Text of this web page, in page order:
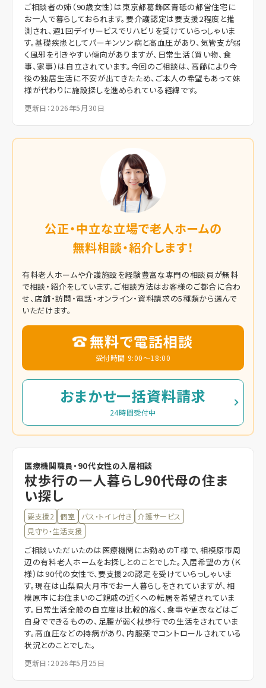
ご相談者の姉（90歳女性）は東京都葛飾区青砥の都営住宅に
お一人で暮らしておられます。要介護認定は要支援2程度と推
測され、週1回デイサービスでリハビリを受けていらっしゃいま
す。基礎疾患としてパーキンソン病と高血圧があり、気管支が弱
く風邪を引きやすい傾向がありますが、日常生活（買い物、食
事、家事）は自立されています。今回のご相談は、高齢により今
後の独居生活に不安が出てきたため、ご本人の希望もあって妹
様が代わりに施設探しを進められている経緯です。
更新日：2026年5月30日
公正・中立な立場で老人ホームの
無料相談・紹介します！
有料老人ホームや介護施設を経験豊富な専門の相談員が無料
で相談・紹介をしています。 ご相談方法はお客様のご都合に合わ
せ、店舗・訪問・電話・オンライン・資料請求の5種類から選んで
いただけます。
無料で電話相談
受付時間 9:00～18:00
おまかせ一括資料請求
24時間受付中
医療機関職員・90代女性の入居相談
杖歩行の一人暮らし90代母の住ま
い探し
要支援2 個室 バス・トイレ付き
介護サービス
見守り・生活支援
ご相談いただいたのは医療機関にお勤めのＴ様で、相模原市周
辺の有料老人ホームをお探しとのことでした。入居希望の方（Ｋ
様）は90代の女性で、要支援2の認定を受けていらっしゃいま
す。現在は山梨県大月市でお一人暮らしをされていますが、相
模原市にお住まいのご親戚の近くへの転居を希望されていま
す。日常生活全般の自立度は比較的高く、食事や更衣などはご
自身でできるものの、足腰が弱く杖歩行での生活をされていま
す。高血圧などの持病があり、内服薬でコントロールされている
状況とのことでした。
更新日：2026年5月25日